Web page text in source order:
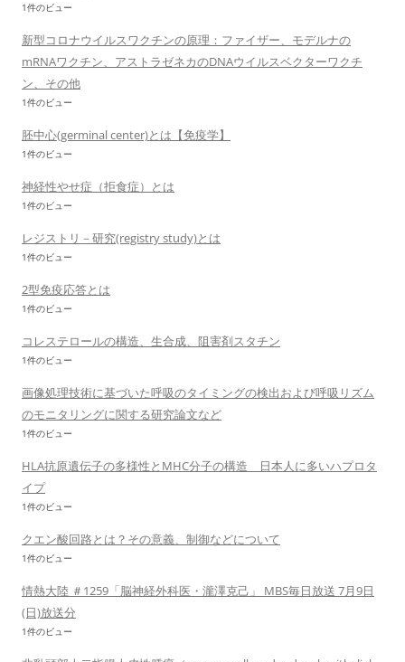
1件のビュー
新型コロナウイルスワクチンの原理：ファイザー、モデルナの
mRNAワクチン、アストラゼネカのDNAウイルスベクターワクチ
ン、その他
1件のビュー
胚中心(germinal center)とは【免疫学】
1件のビュー
神経性やせ症（拒食症）とは
1件のビュー
レジストリ－研究(registry study)とは
1件のビュー
2型免疫応答とは
1件のビュー
コレステロールの構造、生合成、阻害剤スタチン
1件のビュー
画像処理技術に基づいた呼吸のタイミングの検出および呼吸リズム
のモニタリングに関する研究論文など
1件のビュー
HLA抗原遺伝子の多様性とMHC分子の構造 日本人に多いハプロタ
イプ
1件のビュー
クエン酸回路とは？その意義、制御などについて
1件のビュー
情熱大陸 ＃1259「脳神経外科医・瀧澤克己」 MBS毎日放送 7月9日
(日)放送分
1件のビュー